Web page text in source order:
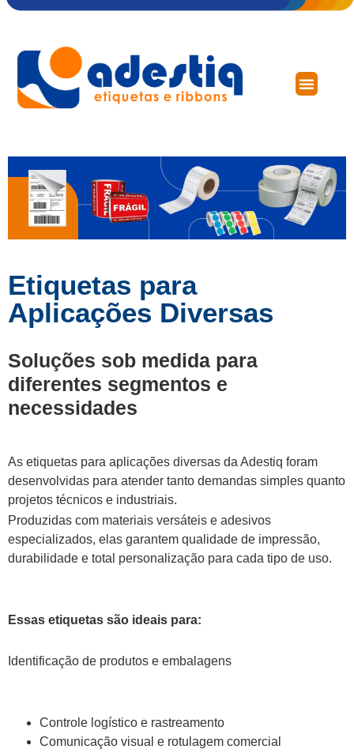
Etiquetas para
Aplicações Diversas​
Soluções sob medida para
diferentes segmentos e
necessidades
As etiquetas para aplicações diversas da Adestiq foram
desenvolvidas para atender tanto demandas simples quanto
projetos técnicos e industriais.
Produzidas com materiais versáteis e adesivos
especializados, elas garantem qualidade de impressão,
durabilidade e total personalização para cada tipo de uso.
Essas etiquetas são ideais para:
Identificação de produtos e embalagens
Controle logístico e rastreamento
Comunicação visual e rotulagem comercial